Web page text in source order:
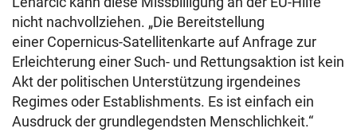
nicht nachvollziehen. „Die Bereitstellung
einer Copernicus-Satellitenkarte auf Anfrage zur
Erleichterung einer Such- und Rettungsaktion ist kein
Akt der politischen Unterstützung irgendeines
Regimes oder Establishments. Es ist einfach ein
Ausdruck der grundlegendsten Menschlichkeit.“